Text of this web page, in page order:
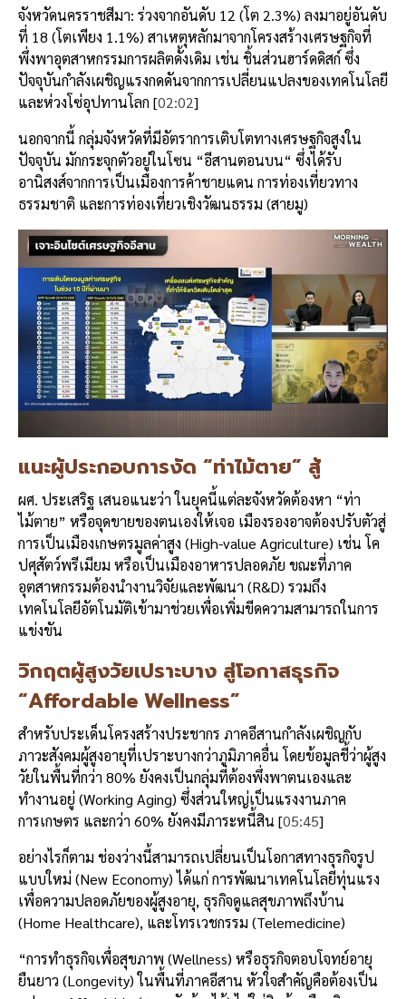
จังหวัดนครราชสีมา: ร่วงจากอันดับ 12 (โต 2.3%) ลงมาอยู่อันดับ
ที่ 18 (โตเพียง 1.1%) สาเหตุหลักมาจากโครงสร้างเศรษฐกิจที่
พึ่งพาอุตสาหกรรมการผลิตดั้งเดิม เช่น ชิ้นส่วนฮาร์ดดิสก์ ซึ่ง
ปัจจุบันกำลังเผชิญแรงกดดันจากการเปลี่ยนแปลงของเทคโนโลยี
และห่วงโซ่อุปทานโลก [02:02]
นอกจากนี้ กลุ่มจังหวัดที่มีอัตราการเติบโตทางเศรษฐกิจสูงใน
ปัจจุบัน มักกระจุกตัวอยู่ในโซน “อีสานตอนบน“ ซึ่งได้รับ
อานิสงส์จากการเป็นเมืองการค้าชายแดน การท่องเที่ยวทาง
ธรรมชาติ และการท่องเที่ยวเชิงวัฒนธรรม (สายมู)
แนะผู้ประกอบการงัด “ท่าไม้ตาย” สู้
ผศ. ประเสริฐ เสนอแนะว่า ในยุคนี้แต่ละจังหวัดต้องหา “ท่า
ไม้ตาย” หรือจุดขายของตนเองให้เจอ เมืองรองอาจต้องปรับตัวสู่
การเป็นเมืองเกษตรมูลค่าสูง (High-value Agriculture) เช่น โค
ปศุสัตว์พรีเมียม หรือเป็นเมืองอาหารปลอดภัย ขณะที่ภาค
อุตสาหกรรมต้องนำงานวิจัยและพัฒนา (R&D) รวมถึง
เทคโนโลยีอัตโนมัติเข้ามาช่วยเพื่อเพิ่มขีดความสามารถในการ
แข่งขัน
วิกฤตผู้สูงวัยเปราะบาง สู่โอกาสธุรกิจ
“Affordable Wellness”
สำหรับประเด็นโครงสร้างประชากร ภาคอีสานกำลังเผชิญกับ
ภาวะสังคมผู้สูงอายุที่เปราะบางกว่าภูมิภาคอื่น โดยข้อมูลชี้ว่าผู้สูง
วัยในพื้นที่กว่า 80% ยังคงเป็นกลุ่มที่ต้องพึ่งพาตนเองและ
ทำงานอยู่ (Working Aging) ซึ่งส่วนใหญ่เป็นแรงงานภาค
การเกษตร และกว่า 60% ยังคงมีภาระหนี้สิน [05:45]
อย่างไรก็ตาม ช่องว่างนี้สามารถเปลี่ยนเป็นโอกาสทางธุรกิจรูป
แบบใหม่ (New Economy) ได้แก่ การพัฒนาเทคโนโลยีทุ่นแรง
เพื่อความปลอดภัยของผู้สูงอายุ, ธุรกิจดูแลสุขภาพถึงบ้าน
(Home Healthcare), และโทรเวชกรรม (Telemedicine)
“การทำธุรกิจเพื่อสุขภาพ (Wellness) หรือธุรกิจตอบโจทย์อายุ
ยืนยาว (Longevity) ในพื้นที่ภาคอีสาน หัวใจสำคัญคือต้องเป็น